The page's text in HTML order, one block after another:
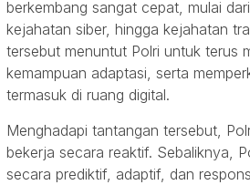
berkembang sangat cepat, mulai
kejahatan siber, hingga kejahatan
tersebut menuntut Polri untuk terus
kemampuan adaptasi, serta
termasuk di ruang digital.
Menghadapi tantangan tersebut,
bekerja secara reaktif. Sebaliknya,
secara prediktif, adaptif, dan